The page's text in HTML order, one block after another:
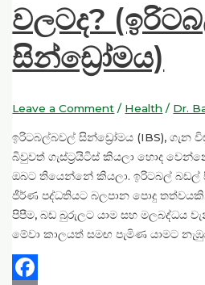
වලටද?
සින්ඩ්‍රෝමය)
Leave a Comment / Health / Dr.
ඉරිටබල්බවල් සින්ඩ්‍රෝමය (IBS),
බිවුවත් ගැස්ට්‍රයිටිස් කියලා හොද
ඔබට තියෙන්නේ කියලා. ඉරිටබල් බඩල්
ජීර්ණ පද්ධතියට බලපාන පොදු
පිපීම, බඩ බුරුලට යාම සහ මලබද්ධය
මේවා කාලයත් සමඟ පැමිණ යාමට